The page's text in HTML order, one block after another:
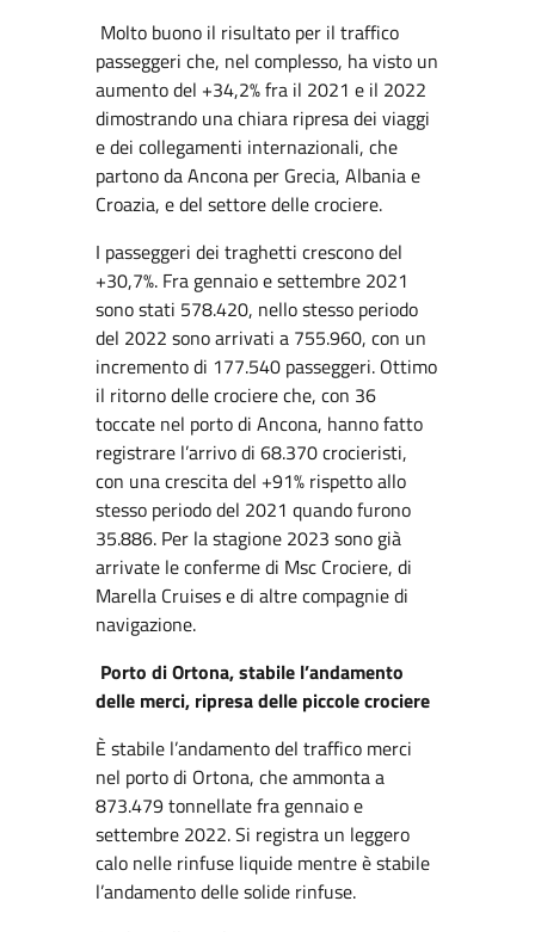
Molto buono il risultato per il traffico
passeggeri che, nel complesso, ha visto un
aumento del +34,2% fra il 2021 e il 2022
dimostrando una chiara ripresa dei viaggi
e dei collegamenti internazionali, che
partono da Ancona per Grecia, Albania e
Croazia, e del settore delle crociere.
I passeggeri dei traghetti crescono del
+30,7%. Fra gennaio e settembre 2021
sono stati 578.420, nello stesso periodo
del 2022 sono arrivati a 755.960, con un
incremento di 177.540 passeggeri. Ottimo
il ritorno delle crociere che, con 36
toccate nel porto di Ancona, hanno fatto
registrare l’arrivo di 68.370 crocieristi,
con una crescita del +91% rispetto allo
stesso periodo del 2021 quando furono
35.886. Per la stagione 2023 sono già
arrivate le conferme di Msc Crociere, di
Marella Cruises e di altre compagnie di
navigazione.
Porto di Ortona, stabile l’andamento
delle merci, ripresa delle piccole crociere
È stabile l’andamento del traffico merci
nel porto di Ortona, che ammonta a
873.479 tonnellate fra gennaio e
settembre 2022. Si registra un leggero
calo nelle rinfuse liquide mentre è stabile
l’andamento delle solide rinfuse.